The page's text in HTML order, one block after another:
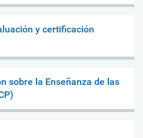
y certificación
sobre la Enseñanza de las